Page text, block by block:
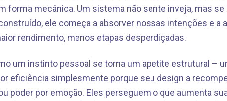
forma mecânica. Um sistema não sente inveja, mas se
ele começa a absorver nossas intenções e a
rendimento, menos etapas desperdiçadas.
um instinto pessoal se torna um apetite estrutural –
eficiência simplesmente porque seu design a
poder por emoção. Eles perseguem o que aumenta